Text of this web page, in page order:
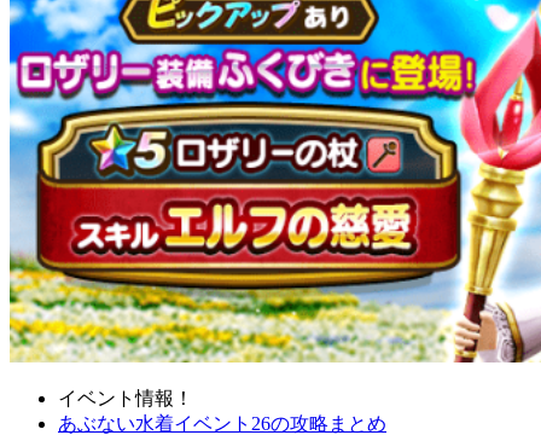
イベント情報！
あぶない水着イベント26の攻略まとめ